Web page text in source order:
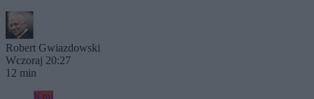
Robert Gwiazdowski
Wczoraj 20:27
12 min
Kraj